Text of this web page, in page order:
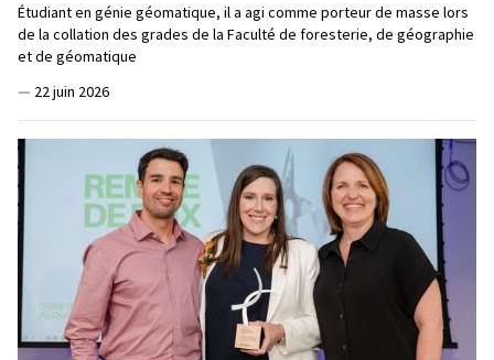
Étudiant en génie géomatique, il a agi comme porteur de masse lors
de la collation des grades de la Faculté de foresterie, de géographie
et de géomatique
— 22 juin 2026